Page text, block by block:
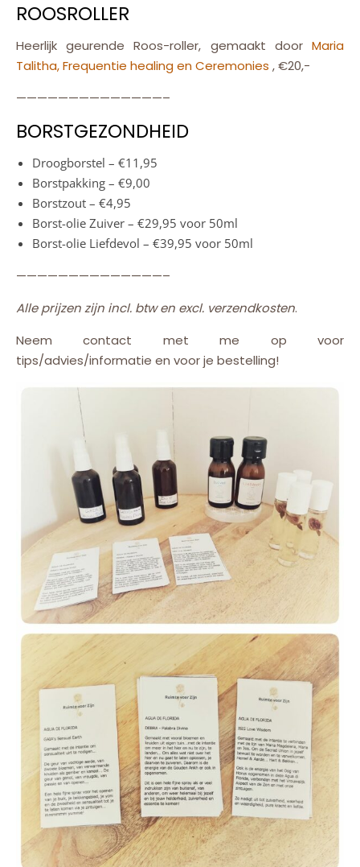
ROOSROLLER
Heerlijk geurende Roos-roller, gemaakt door Maria
Talitha, Frequentie healing en Ceremonies , €20,-
——————————————–
BORSTGEZONDHEID
Droogborstel – €11,95
Borstpakking – €9,00
Borstzout – €4,95
Borst-olie Zuiver – €29,95 voor 50ml
Borst-olie Liefdevol – €39,95 voor 50ml
——————————————–
Alle prijzen zijn incl. btw en excl. verzendkosten.
Neem contact met me op voor
tips/advies/informatie en voor je bestelling!